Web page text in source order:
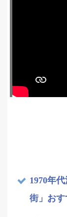
1970年
街」おす